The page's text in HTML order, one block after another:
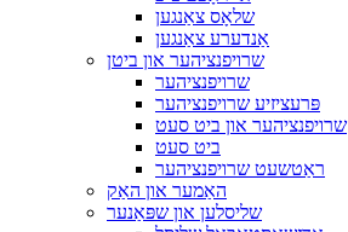
שלאָס צאַנגען
אַנדערע צאַנגען
שרויפנציהער און ביטן
שרויפנציהער
פּרעציזיע שרויפנציהער
שרויפנציהער און ביט סעט
ביט סעט
ראַטשעט שרויפנציהער
האַמער און האַק
שליסלען און שפּאַנער